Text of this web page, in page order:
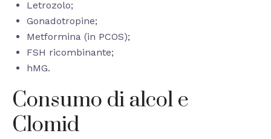
Letrozolo;
Gonadotropine;
Metformina (in PCOS);
FSH ricombinante;
hMG.
Consumo di alcol e
Clomid